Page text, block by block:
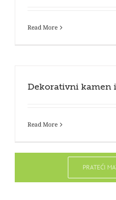
Read More
Dekorativni kamen
Read More
PRATEĆI